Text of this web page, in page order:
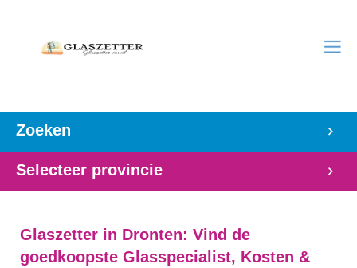
Zoeken
Selecteer provincie
Glaszetter in Dronten: Vind de
goedkoopste Glasspecialist, Kosten &